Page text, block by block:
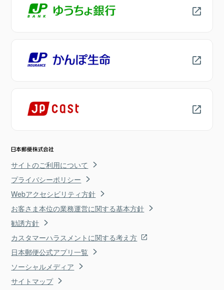
サイトのご利用について
プライバシーポリシー
Webアクセシビリティ方針
お客さま本位の業務運営に関する基本方針
勧誘方針
カスタマーハラスメントに関する考え方
日本郵便公式アプリ一覧
ソーシャルメディア
サイトマップ